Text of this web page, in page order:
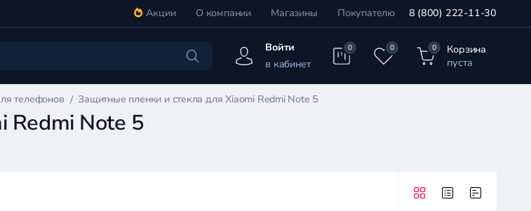
Акции О компании Магазины Покупателю 8 (800) 222-11-30
Войти
в кабинет
0 0 0
Корзина
пуста
телефонов Защитные пленки и стекла для Xiaomi Redmi Note 5
Redmi Note 5